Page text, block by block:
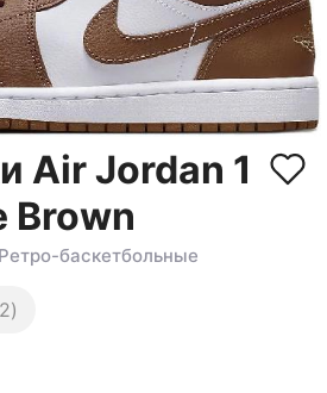
Air Jordan 1
Brown
Ретро-баскетбольные
)